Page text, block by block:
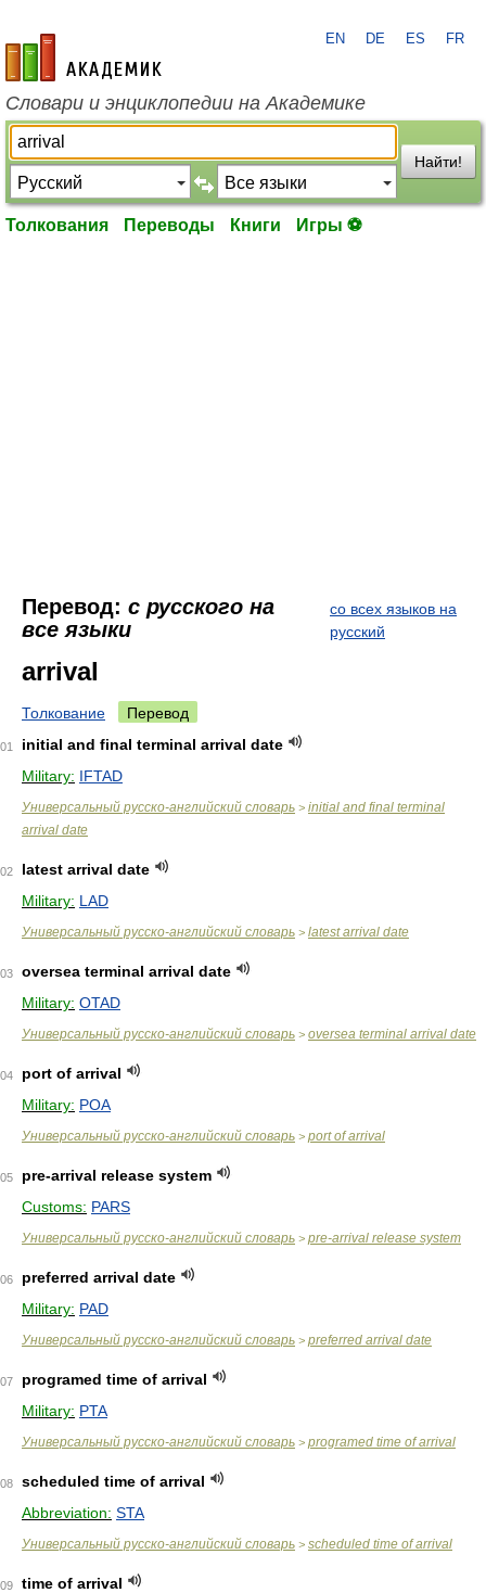
academic.ru
EN DE ES FR
Словари и энциклопедии на Академике
Найти!
Толкования Переводы Книги Игры ⚽
Перевод: с русского на
все языки
со всех языков на
русский
arrival
Толкование Перевод
initial and final terminal arrival date
Military: IFTAD
Универсальный русско-английский словарь > initial and final terminal
arrival date
latest arrival date
Military: LAD
Универсальный русско-английский словарь > latest arrival date
oversea terminal arrival date
Military: OTAD
Универсальный русско-английский словарь > oversea terminal arrival date
port of arrival
Military: POA
Универсальный русско-английский словарь > port of arrival
pre-arrival release system
Customs: PARS
Универсальный русско-английский словарь > pre-arrival release system
preferred arrival date
Military: PAD
Универсальный русско-английский словарь > preferred arrival date
programed time of arrival
Military: PTA
Универсальный русско-английский словарь > programed time of arrival
scheduled time of arrival
Abbreviation: STA
Универсальный русско-английский словарь > scheduled time of arrival
time of arrival